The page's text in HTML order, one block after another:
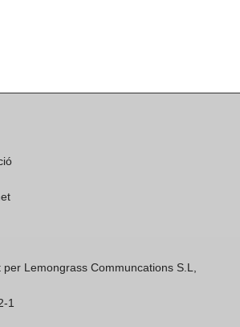
Lemongrass Communcations S.L,
1